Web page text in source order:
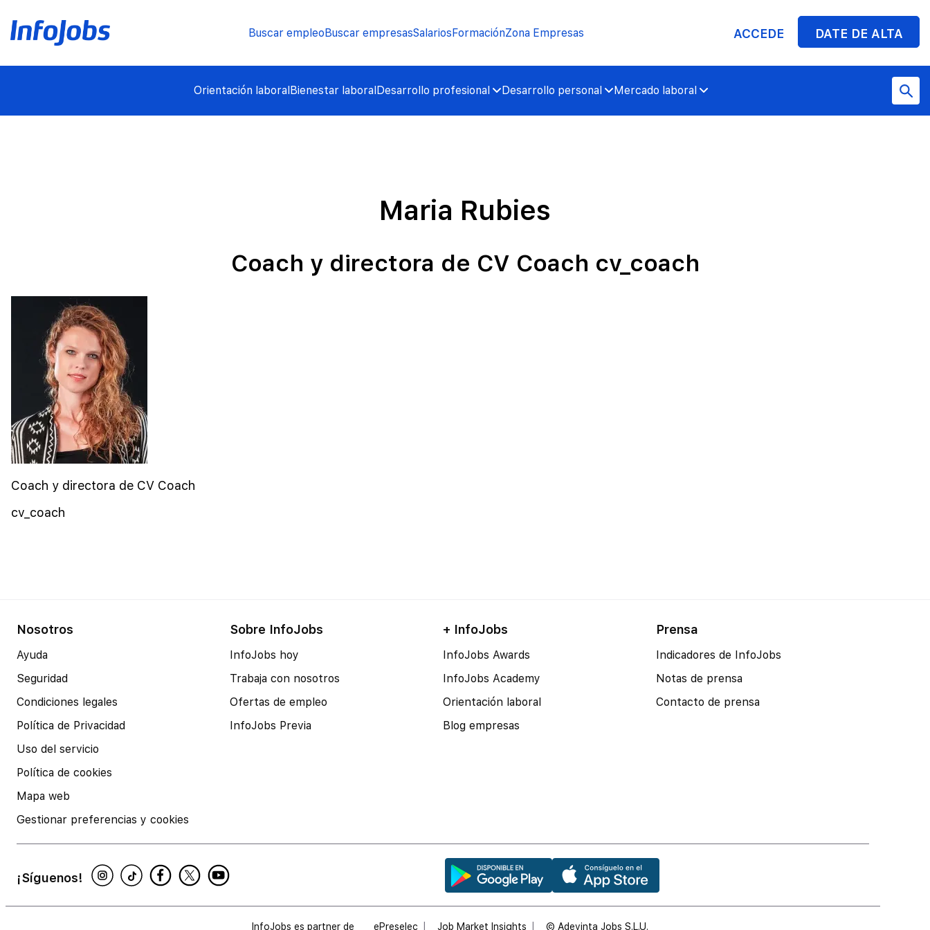
Buscar empleoBuscar empresasSalariosFormaciónZona Empresas ACCEDE DATE DE ALTA
Orientación laboralBienestar laboralDesarrollo profesional Desarrollo personal Mercado laboral
Maria Rubies
Coach y directora de CV Coach cv_coach
Coach y directora de CV Coach
cv_coach
Nosotros
Ayuda
Seguridad
Condiciones legales
Política de Privacidad
Uso del servicio
Política de cookies
Mapa web
Gestionar preferencias y cookies
Sobre InfoJobs
InfoJobs hoy
Trabaja con nosotros
Ofertas de empleo
InfoJobs Previa
+ InfoJobs
InfoJobs Awards
InfoJobs Academy
Orientación laboral
Blog empresas
Prensa
Indicadores de InfoJobs
Notas de prensa
Contacto de prensa
¡Síguenos!
InfoJobs es partner de ePreselec Job Market Insights © Adevinta Jobs S.L.U.